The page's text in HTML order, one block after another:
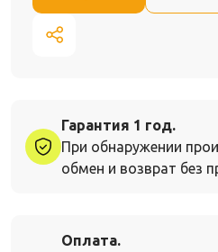
Гарантия 1 год.
При обнаружении
обмен и возврат без
Оплата.